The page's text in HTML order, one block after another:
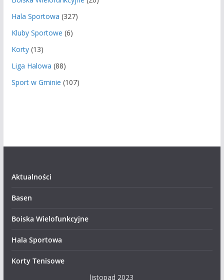
Hala Sportowa (327)
Kluby Sportowe (6)
Korty(13)
Liga Halowa (88)
Sport w Gminie (107)
Aktualności
Basen
Boiska Wielofunkcyjne
Hala Sportowa
Korty Tenisowe
listopad 2023